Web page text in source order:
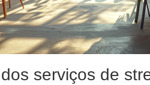
serviços de